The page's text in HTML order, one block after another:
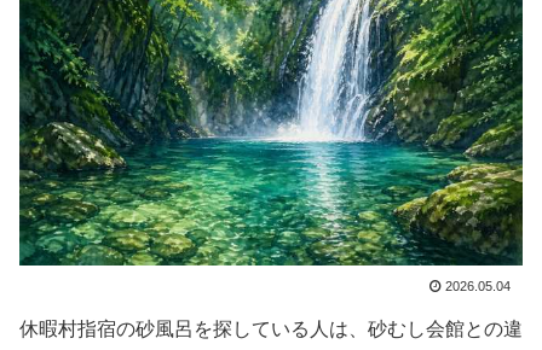
2026.05.04
休暇村指宿の砂風呂を探している人は、砂むし会館との違